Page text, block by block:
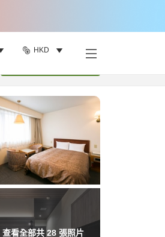
HKD
查看全部共 28張照片